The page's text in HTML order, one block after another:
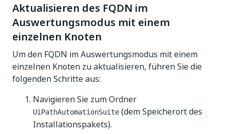
Aktualisieren des FQDN im
Auswertungsmodus mit einem
einzelnen Knoten
Um den FQDN im Auswertungsmodus mit einem
einzelnen Knoten zu aktualisieren, führen Sie die
folgenden Schritte aus:
Navigieren Sie zum Ordner
UiPathAutomationSuite (dem Speicherort des
Installationspakets).